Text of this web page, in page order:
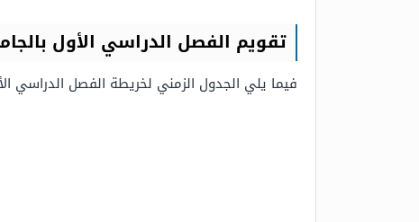
تقويم الفصل الدراسي الأول
فيما يلي الجدول الزمني لخريطة الفصل الدراسي الأول